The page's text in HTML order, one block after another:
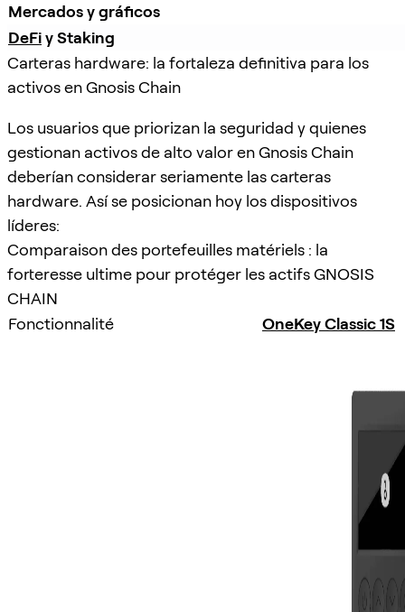
Mercados y gráficos
DeFi y Staking
Carteras hardware: la fortaleza definitiva para los
activos en Gnosis Chain
Los usuarios que priorizan la seguridad y quienes
gestionan activos de alto valor en Gnosis Chain
deberían considerar seriamente las carteras
hardware. Así se posicionan hoy los dispositivos
líderes:
Comparaison des portefeuilles matériels : la
forteresse ultime pour protéger les actifs GNOSIS
CHAIN
Fonctionnalité
OneKey Classic 1S